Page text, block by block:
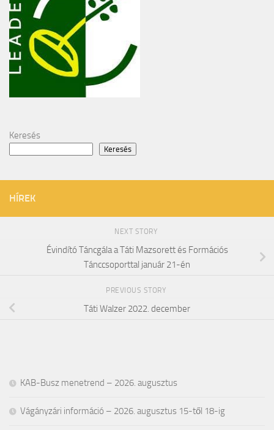
Keresés
Keresés
HÍREK
NEXT STORY
Évindító Táncgála a Táti Mazsorett és Formációs
Tánccsoporttal január 21-én
PREVIOUS STORY
Táti Walzer 2022. december
KAB-Busz menetrend – 2026. augusztus
Vágányzári információ – 2026. augusztus 15-től 18-ig